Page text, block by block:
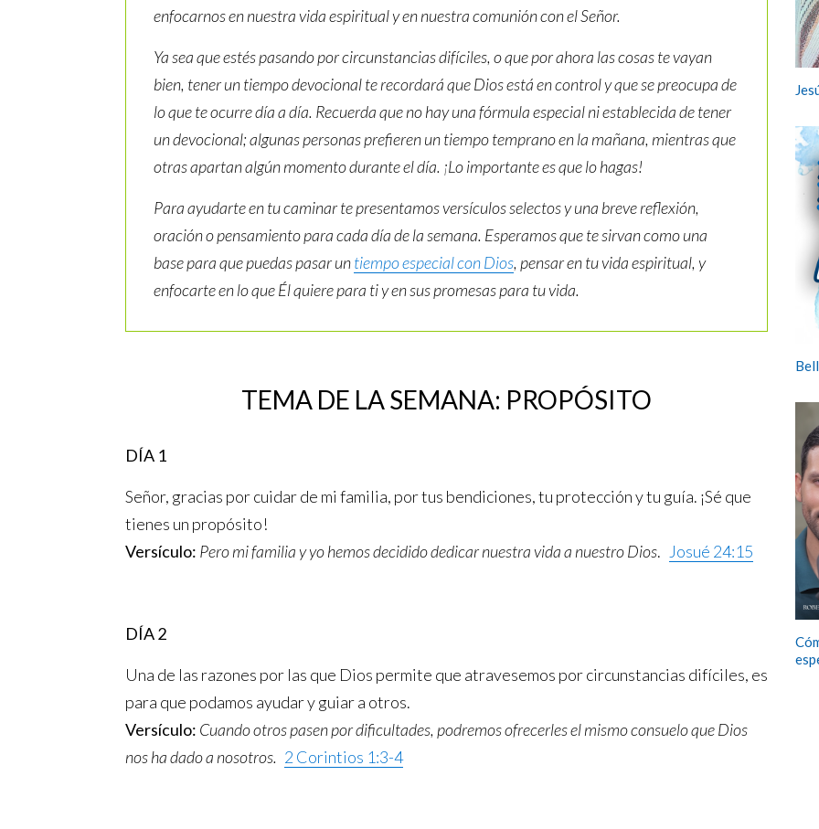
enfocarnos en nuestra vida espiritual y en nuestra comunión con el Señor.
Ya sea que estés pasando por circunstancias difíciles, o que por ahora las cosas te vayan
bien, tener un tiempo devocional te recordará que Dios está en control y que se preocupa de
lo que te ocurre día a día. Recuerda que no hay una fórmula especial ni establecida de tener
un devocional; algunas personas prefieren un tiempo temprano en la mañana, mientras que
otras apartan algún momento durante el día. ¡Lo importante es que lo hagas!
Para ayudarte en tu caminar te presentamos versículos selectos y una breve reflexión,
oración o pensamiento para cada día de la semana. Esperamos que te sirvan como una
base para que puedas pasar untiempo especial con Dios, pensar en tu vida espiritual, y
enfocarte en lo que Él quiere para ti y en sus promesas para tu vida.
TEMA DE LA SEMANA: PROPÓSITO
DÍA 1
Señor, gracias por cuidar de mi familia, por tus bendiciones, tu protección y tu guía. ¡Sé que
tienes un propósito!
Versículo: Pero mi familia y yo hemos decidido dedicar nuestra vida a nuestro Dios. Josué 24:15
DÍA 2
Una de las razones por las que Dios permite que atravesemos por circunstancias difíciles, es
para que podamos ayudar y guiar a otros.
Versículo: Cuando otros pasen por dificultades, podremos ofrecerles el mismo consuelo que Dios
nos ha dado a nosotros. 2 Corintios 1:3-4